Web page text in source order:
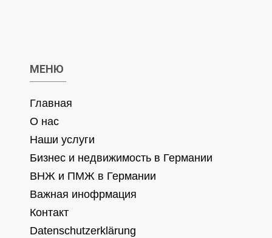
МЕНЮ
Главная
О нас
Наши услуги
Бизнес и недвижимость в Германии
ВНЖ и ПМЖ в Германии
Важная инофрмация
Контакт
Datenschutzerklärung